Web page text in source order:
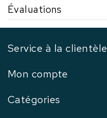
Évaluations
Service à la clientèle
Mon compte
Catégories